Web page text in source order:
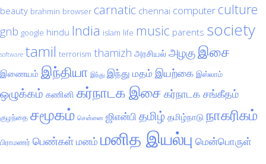
beauty brahmin browser carnatic chennai computer culture
gnb google hindu India islam life music parents society
software tamil terrorism thamizh அரசியல் அழகுஇசை
இணையம் இந்தியா இந்து இந்து மதம் இயற்கை இஸ்லாம்
ஒழுக்கம் கணினி கர்நாடக இசை கர்நாடக சங்கீதம்
குழந்தை சமூகம் சென்னை ஜிஎன்பி தமிழ் தமிழ்நாடு நாகரிகம்
பிராமணர் பெண்கள்மனம் மனித இயல்பு மென்பொருள்